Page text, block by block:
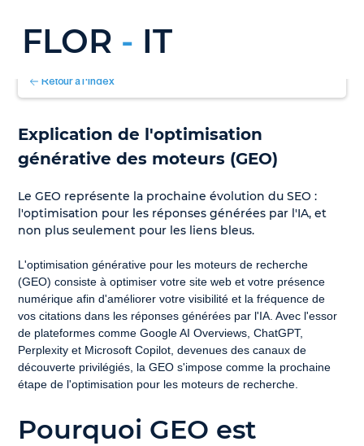
FLOR - IT
Retour à l'index
Explication de l'optimisation
générative des moteurs (GEO)
Le GEO représente la prochaine évolution du SEO :
l'optimisation pour les réponses générées par l'IA, et
non plus seulement pour les liens bleus.
L'optimisation générative pour les moteurs de recherche
(GEO) consiste à optimiser votre site web et votre présence
numérique afin d'améliorer votre visibilité et la fréquence de
vos citations dans les réponses générées par l'IA. Avec l'essor
de plateformes comme Google AI Overviews, ChatGPT,
Perplexity et Microsoft Copilot, devenues des canaux de
découverte privilégiés, la GEO s'impose comme la prochaine
étape de l'optimisation pour les moteurs de recherche.
Pourquoi GEO est